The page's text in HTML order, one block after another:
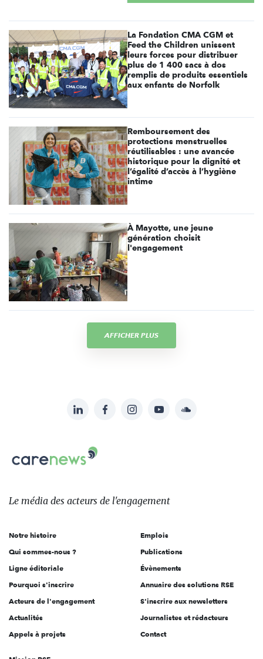
La Fondation CMA CGM et
Feed the Children unissent
leurs forces pour distribuer
plus de 1 400 sacs à dos
remplis de produits essentiels
aux enfants de Norfolk
Remboursement des
protections menstruelles
réutilisables : une avancée
historique pour la dignité et
l’égalité d’accès à l’hygiène
intime
À Mayotte, une jeune
génération choisit
l'engagement
AFFICHER PLUS
sur:
LinkedInFacebookInstagramYouTubeSoundcloud
Le
des
l'engagement
Le média des acteurs de l'engagement
Notre histoire
Qui sommes-nous ?
Ligne éditoriale
Pourquoi s'inscrire
Acteurs de l'engagement
Actualités
Appels à projets
Emplois
Publications
Évènements
Annuaire des solutions RSE
S'inscrire aux newsletters
Journalistes et rédacteurs
Contact